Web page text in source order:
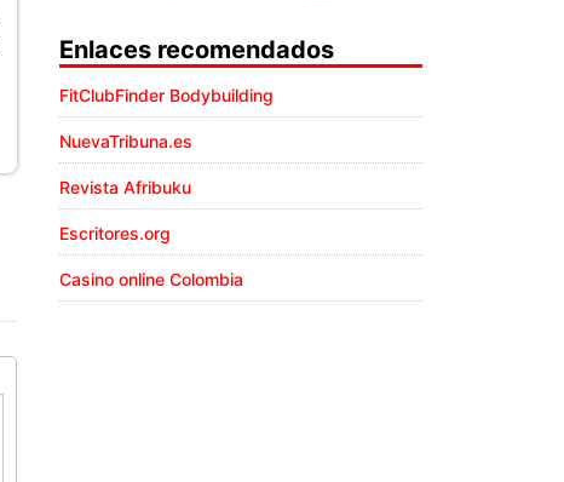
Enlaces recomendados
FitClubFinder Bodybuilding
NuevaTribuna.es
Revista Afribuku
Escritores.org
Casino online Colombia